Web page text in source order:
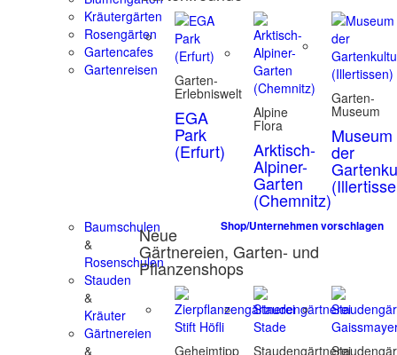
Kräutergärten
Rosengärten
Gartencafes
Gartenreisen
Garten-
Erlebniswelt
EGA
Park
(Erfurt)
Alpine
Flora
Arktisch-
Alpiner-
Garten
(Chemnitz)
Garten-
Museum
Museum
der
Baumschulen
&
Rosenschulen
Stauden
&
Kräuter
Gärtnereien
&
Shop/Unternehmen vorschlagen
Neue
Gärtnereien, Garten- und
Pflanzenshops
Geheimtipp Staudengärtnerei